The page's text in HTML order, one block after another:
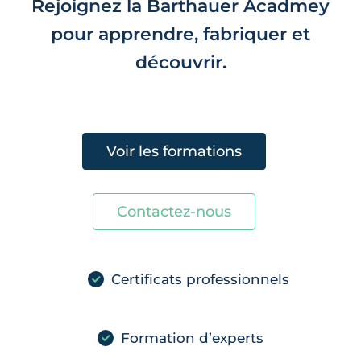
Rejoignez la Barthauer Acadmey
pour apprendre, fabriquer et
découvrir.
Voir les formations
Contactez-nous
Certificats professionnels
Formation d’experts